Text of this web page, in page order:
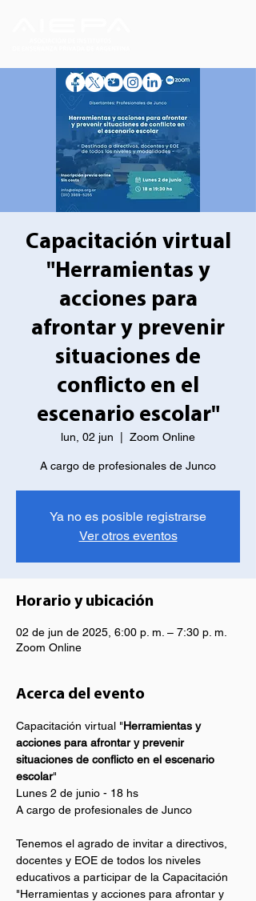
Capacitación virtual
"Herramientas y
acciones para
afrontar y prevenir
situaciones de
conflicto en el
escenario escolar"
lun, 02 jun Zoom Online
Ya no es posible registrarse
Ver otros eventos
Horario y ubicación
02 de jun de 2025, 6:00 p. m. – 7:30 p. m.
Zoom Online
Acerca del evento
Capacitación virtual "Herramientas y
acciones para afrontar y prevenir
situaciones de conflicto en el escenario
escolar"
Lunes 2 de junio - 18 hs
A cargo de profesionales de Junco
Tenemos el agrado de invitar a directivos,
docentes y EOE de todos los niveles
educativos a participar de la Capacitación
"Herramientas y acciones para afrontar y